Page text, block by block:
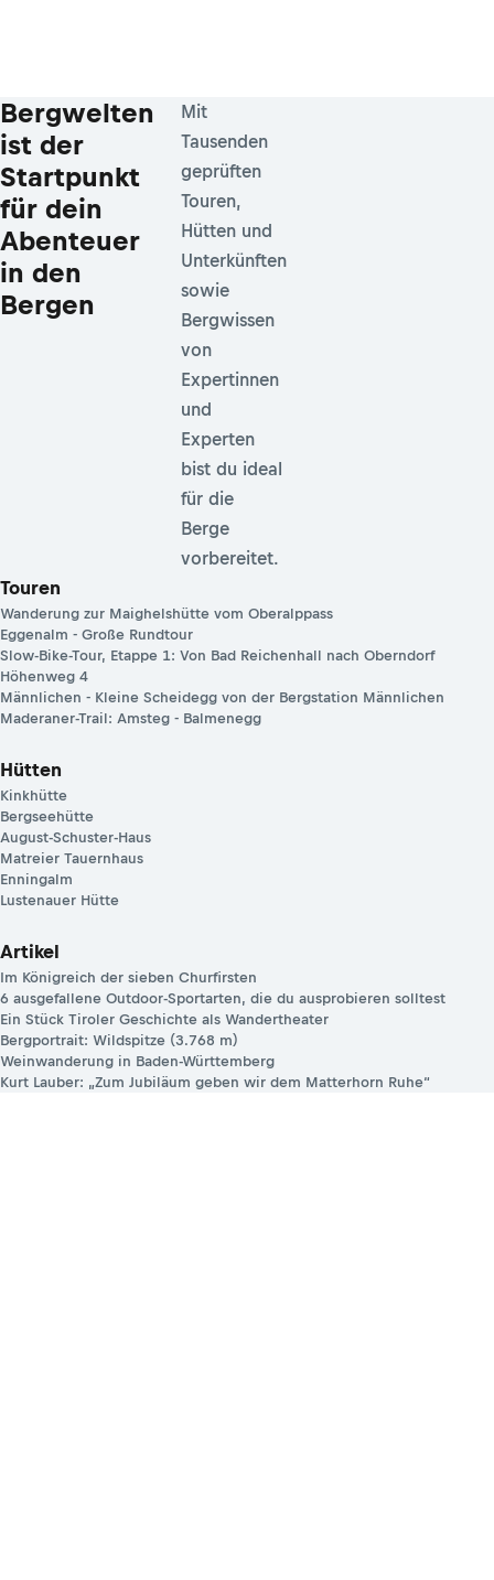
Bergwelten
ist der
Startpunkt
für dein
Abenteuer
in den
Bergen
Mit
Tausenden
geprüften
Touren,
Hütten und
Unterkünften
sowie
Bergwissen
von
Expertinnen
und
Experten
bist du ideal
für die
Berge
vorbereitet.
Touren
Wanderung zur Maighelshütte vom Oberalppass
Eggenalm - Große Rundtour
Slow-Bike-Tour, Etappe 1: Von Bad Reichenhall nach Oberndorf
Höhenweg 4
Männlichen - Kleine Scheidegg von der Bergstation Männlichen
Maderaner-Trail: Amsteg - Balmenegg
Hütten
Kinkhütte
Bergseehütte
August-Schuster-Haus
Matreier Tauernhaus
Enningalm
Lustenauer Hütte
Artikel
Im Königreich der sieben Churfirsten
6 ausgefallene Outdoor-Sportarten, die du ausprobieren solltest
Ein Stück Tiroler Geschichte als Wandertheater
Bergportrait: Wildspitze (3.768 m)
Weinwanderung in Baden-Württemberg
Kurt Lauber: „Zum Jubiläum geben wir dem Matterhorn Ruhe“